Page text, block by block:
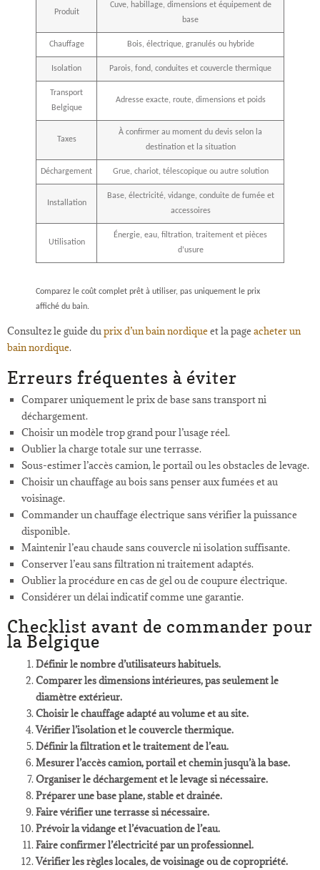
Produit
Cuve, habillage, dimensions et équipement de
base
Chauffage Bois, électrique, granulés ou hybride
Isolation Parois, fond, conduites et couvercle thermique
Transport
Belgique
Adresse exacte, route, dimensions et poids
Taxes
À confirmer au moment du devis selon la
destination et la situation
Déchargement Grue, chariot, télescopique ou autre solution
Installation
Base, électricité, vidange, conduite de fumée et
accessoires
Utilisation
Énergie, eau, filtration, traitement et pièces
d’usure
Comparez le coût complet prêt à utiliser, pas uniquement le prix
affiché du bain.
Consultez le guide duprix d’un bain nordiqueet la pageacheter un
bain nordique.
Erreurs fréquentes à éviter
Comparer uniquement le prix de base sans transport ni
déchargement.
Choisir un modèle trop grand pour l’usage réel.
Oublier la charge totale sur une terrasse.
Sous-estimer l’accès camion, le portail ou les obstacles de levage.
Choisir un chauffage au bois sans penser aux fumées et au
voisinage.
Commander un chauffage électrique sans vérifier la puissance
disponible.
Maintenir l’eau chaude sans couvercle ni isolation suffisante.
Conserver l’eau sans filtration ni traitement adaptés.
Oublier la procédure en cas de gel ou de coupure électrique.
Considérer un délai indicatif comme une garantie.
Checklist avant de commander pour
la Belgique
Définir le nombre d’utilisateurs habituels.
Comparer les dimensions intérieures, pas seulement le
diamètre extérieur.
Choisir le chauffage adapté au volume et au site.
Vérifier l’isolation et le couvercle thermique.
Définir la filtration et le traitement de l’eau.
Mesurer l’accès camion, portail et chemin jusqu’à la base.
Organiser le déchargement et le levage si nécessaire.
Préparer une base plane, stable et drainée.
Faire vérifier une terrasse si nécessaire.
Prévoir la vidange et l’évacuation de l’eau.
Faire confirmer l’électricité par un professionnel.
Vérifier les règles locales, de voisinage ou de copropriété.